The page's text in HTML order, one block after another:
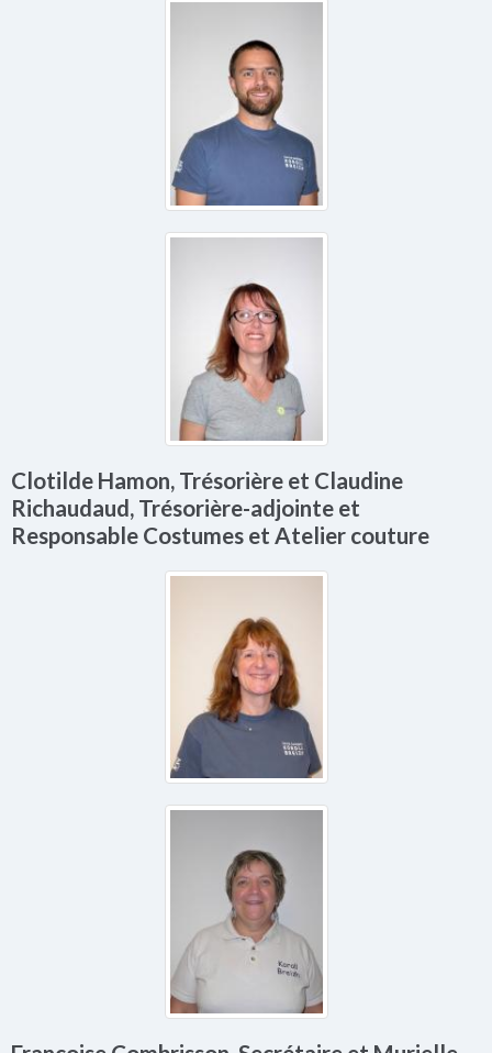
Clotilde Hamon, Trésorière et Claudine
Richaudaud, Trésorière-adjointe et
Responsable Costumes et Atelier couture